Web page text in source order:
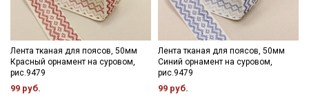
Лента тканая для поясов, 50мм
Красный орнамент на суровом,
рис.9479
99 руб.
Лента тканая для поясов, 50мм
Синий орнамент на суровом,
рис.9479
99 руб.